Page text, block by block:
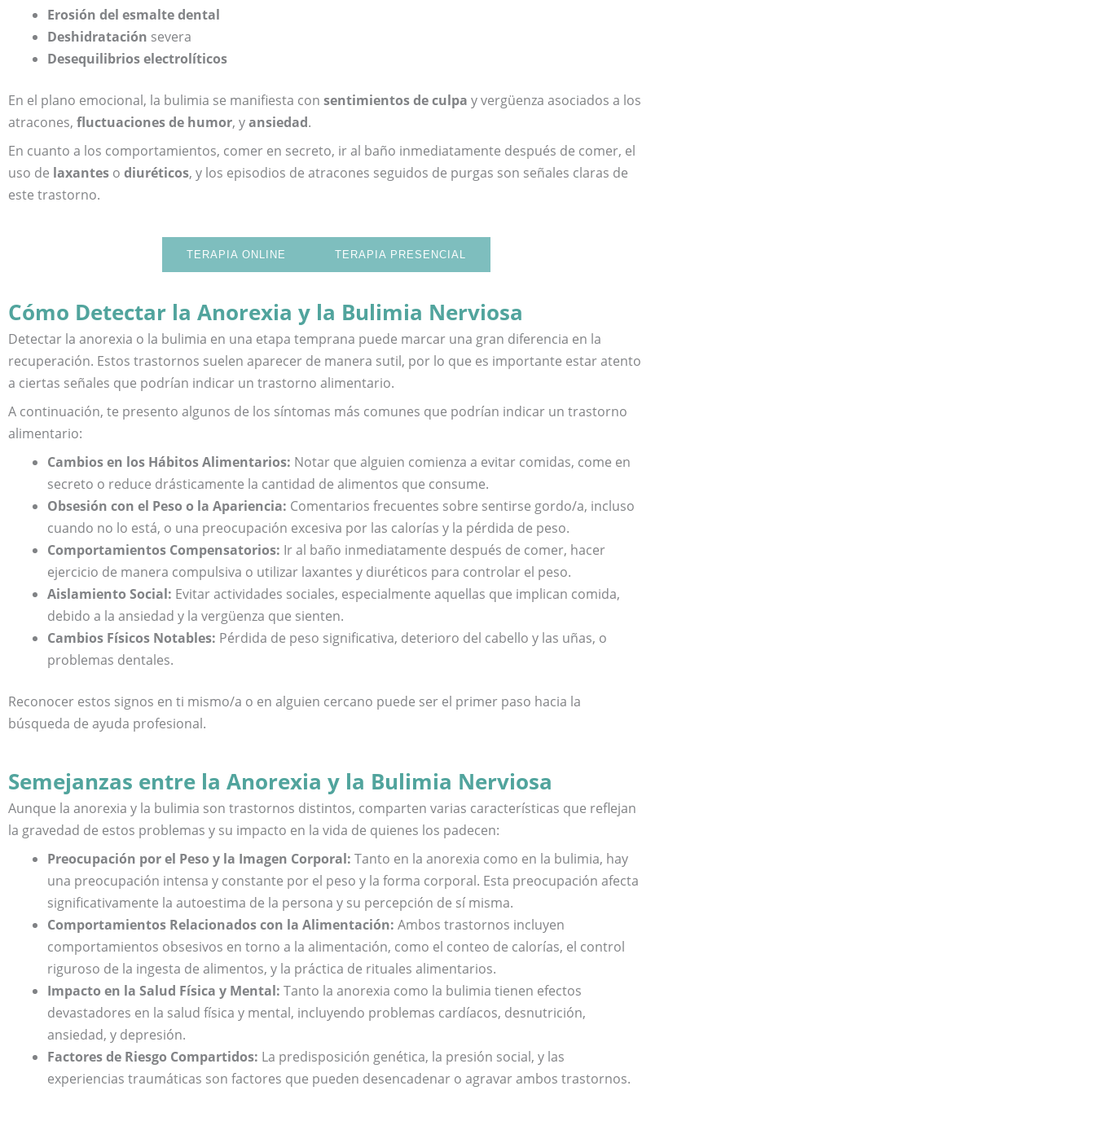
Erosión del esmalte dental
Deshidratación severa
Desequilibrios electrolíticos
En el plano emocional, la bulimia se manifiesta con sentimientos de culpa y vergüenza asociados a los
atracones, fluctuaciones de humor, yansiedad.
En cuanto a los comportamientos, comer en secreto, ir al baño inmediatamente después de comer, el
uso de laxantes o diuréticos, y los episodios de atracones seguidos de purgas son señales claras de
este trastorno.
TERAPIA ONLINE TERAPIA PRESENCIAL
Cómo Detectar la Anorexia y la Bulimia Nerviosa
Detectar la anorexia o la bulimia en una etapa temprana puede marcar una gran diferencia en la
recuperación. Estos trastornos suelen aparecer de manera sutil, por lo que es importante estar atento
a ciertas señales que podrían indicar un trastorno alimentario.
A continuación, te presento algunos de los síntomas más comunes que podrían indicar un trastorno
alimentario:
Cambios en los Hábitos Alimentarios: Notar que alguien comienza a evitar comidas, come en
secreto o reduce drásticamente la cantidad de alimentos que consume.
Obsesión con el Peso o la Apariencia: Comentarios frecuentes sobre sentirse gordo/a, incluso
cuando no lo está, o una preocupación excesiva por las calorías y la pérdida de peso.
Comportamientos Compensatorios: Ir al baño inmediatamente después de comer, hacer
ejercicio de manera compulsiva o utilizar laxantes y diuréticos para controlar el peso.
Aislamiento Social: Evitar actividades sociales, especialmente aquellas que implican comida,
debido a la ansiedad y la vergüenza que sienten.
Cambios Físicos Notables: Pérdida de peso significativa, deterioro del cabello y las uñas, o
problemas dentales.
Reconocer estos signos en ti mismo/a o en alguien cercano puede ser el primer paso hacia la
búsqueda de ayuda profesional.
Semejanzas entre la Anorexia y la Bulimia Nerviosa
Aunque la anorexia y la bulimia son trastornos distintos, comparten varias características que reflejan
la gravedad de estos problemas y su impacto en la vida de quienes los padecen:
Preocupación por el Peso y la Imagen Corporal: Tanto en la anorexia como en la bulimia, hay
una preocupación intensa y constante por el peso y la forma corporal. Esta preocupación afecta
significativamente la autoestima de la persona y su percepción de sí misma.
Comportamientos Relacionados con la Alimentación: Ambos trastornos incluyen
comportamientos obsesivos en torno a la alimentación, como el conteo de calorías, el control
riguroso de la ingesta de alimentos, y la práctica de rituales alimentarios.
Impacto en la Salud Física y Mental: Tanto la anorexia como la bulimia tienen efectos
devastadores en la salud física y mental, incluyendo problemas cardíacos, desnutrición,
ansiedad, y depresión.
Factores de Riesgo Compartidos: La predisposición genética, la presión social, y las
experiencias traumáticas son factores que pueden desencadenar o agravar ambos trastornos.